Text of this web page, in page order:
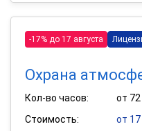
-17% до 17 августа
Охрана
Кол-во часов:
от 72
Стоимость:
от 17